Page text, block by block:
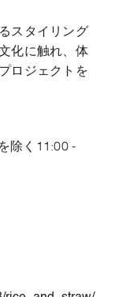
スタイリング
化に触れ、体
ロジェクトを
除く11:00 -